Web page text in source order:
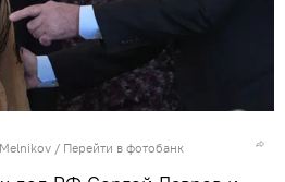
/ Перейти в фотобанк